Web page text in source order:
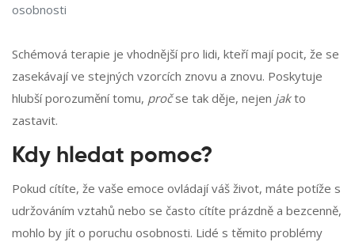
osobnosti
Schémová terapie je vhodnější pro lidi, kteří mají pocit, že se
zasekávají ve stejných vzorcích znovu a znovu. Poskytuje
hlubší porozumění tomu, pročse tak děje, nejen jakto
zastavit.
Kdy hledat pomoc?
Pokud cítíte, že vaše emoce ovládají váš život, máte potíže s
udržováním vztahů nebo se často cítíte prázdně a bezcenně,
mohlo by jít o poruchu osobnosti. Lidé s těmito problémy